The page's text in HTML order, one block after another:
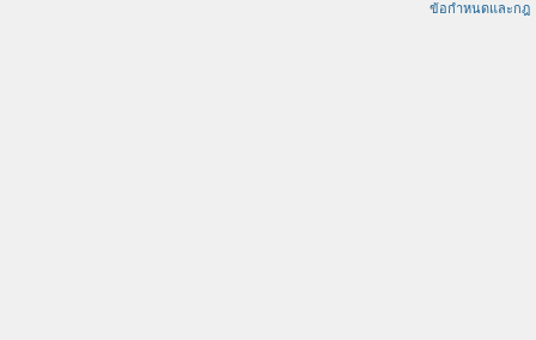
ข้อกำหนดและกฎ